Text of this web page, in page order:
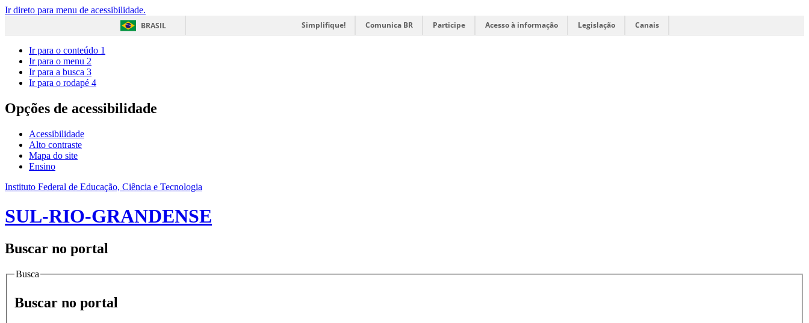
Ir direto para menu de acessibilidade.
BRASIL
Simplifique! Comunica BR Participe Acesso à informação Legislação Canais
Ir para o conteúdo 1
Ir para o menu 2
Ir para a busca 3
Ir para o rodapé 4
Opções de acessibilidade
Acessibilidade
Alto contraste
Mapa do site
Ensino
Instituto Federal de Educação, Ciência e Tecnologia
SUL-RIO-GRANDENSE
Buscar no portal
Busca
Buscar no portal